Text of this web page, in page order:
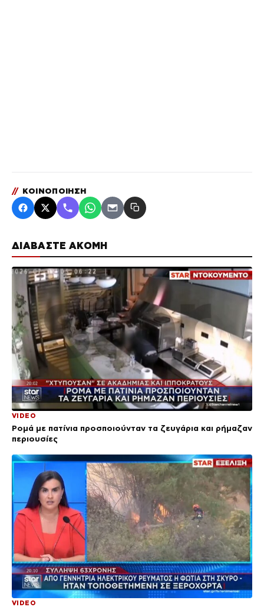
ΔΙΑΒΑΣΤΕ ΑΚΟΜΗ
VIDEO
Ρομά με πατίνια προσποιούνταν τα ζευγάρια και ρήμαζαν
περιουσίες
VIDEO
// ΚΟΙΝΟΠΟΙΗΣΗ